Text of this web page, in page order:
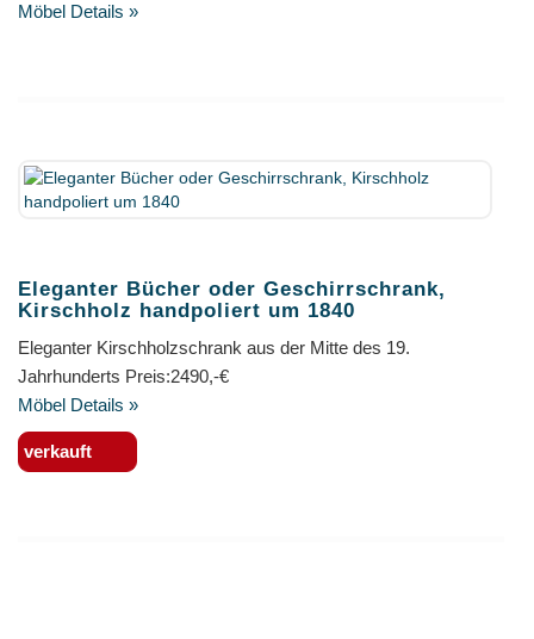
Möbel Details »
Eleganter Bücher oder Geschirrschrank,
Kirschholz handpoliert um 1840
Eleganter Kirschholzschrank aus der Mitte des 19.
Jahrhunderts Preis:2490,-€
Möbel Details »
verkauft